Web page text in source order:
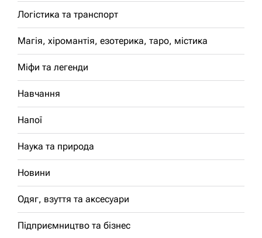
Логістика та транспорт
Магія, хіромантія, езотерика, таро, містика
Міфи та легенди
Навчання
Напої
Наука та природа
Новини
Одяг, взуття та аксесуари
Підприємництво та бізнес